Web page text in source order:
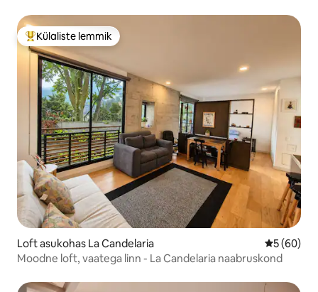
Külaliste suur lemmik
Külaliste lemmik
Loft asukohas La Candelaria Keskmine
5 (60)
Moodne loft, vaatega linn - La Candelaria naabruskond